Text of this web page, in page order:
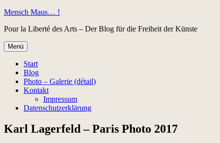
Zum
springen
Mensch Maus… !
Pour la Liberté des Arts – Der Blog für die Freiheit der Künste
Menü
Start
Blog
Photo – Galerie (détail)
Kontakt
Impressum
Datenschutzerklärung
Karl Lagerfeld – Paris Photo 2017